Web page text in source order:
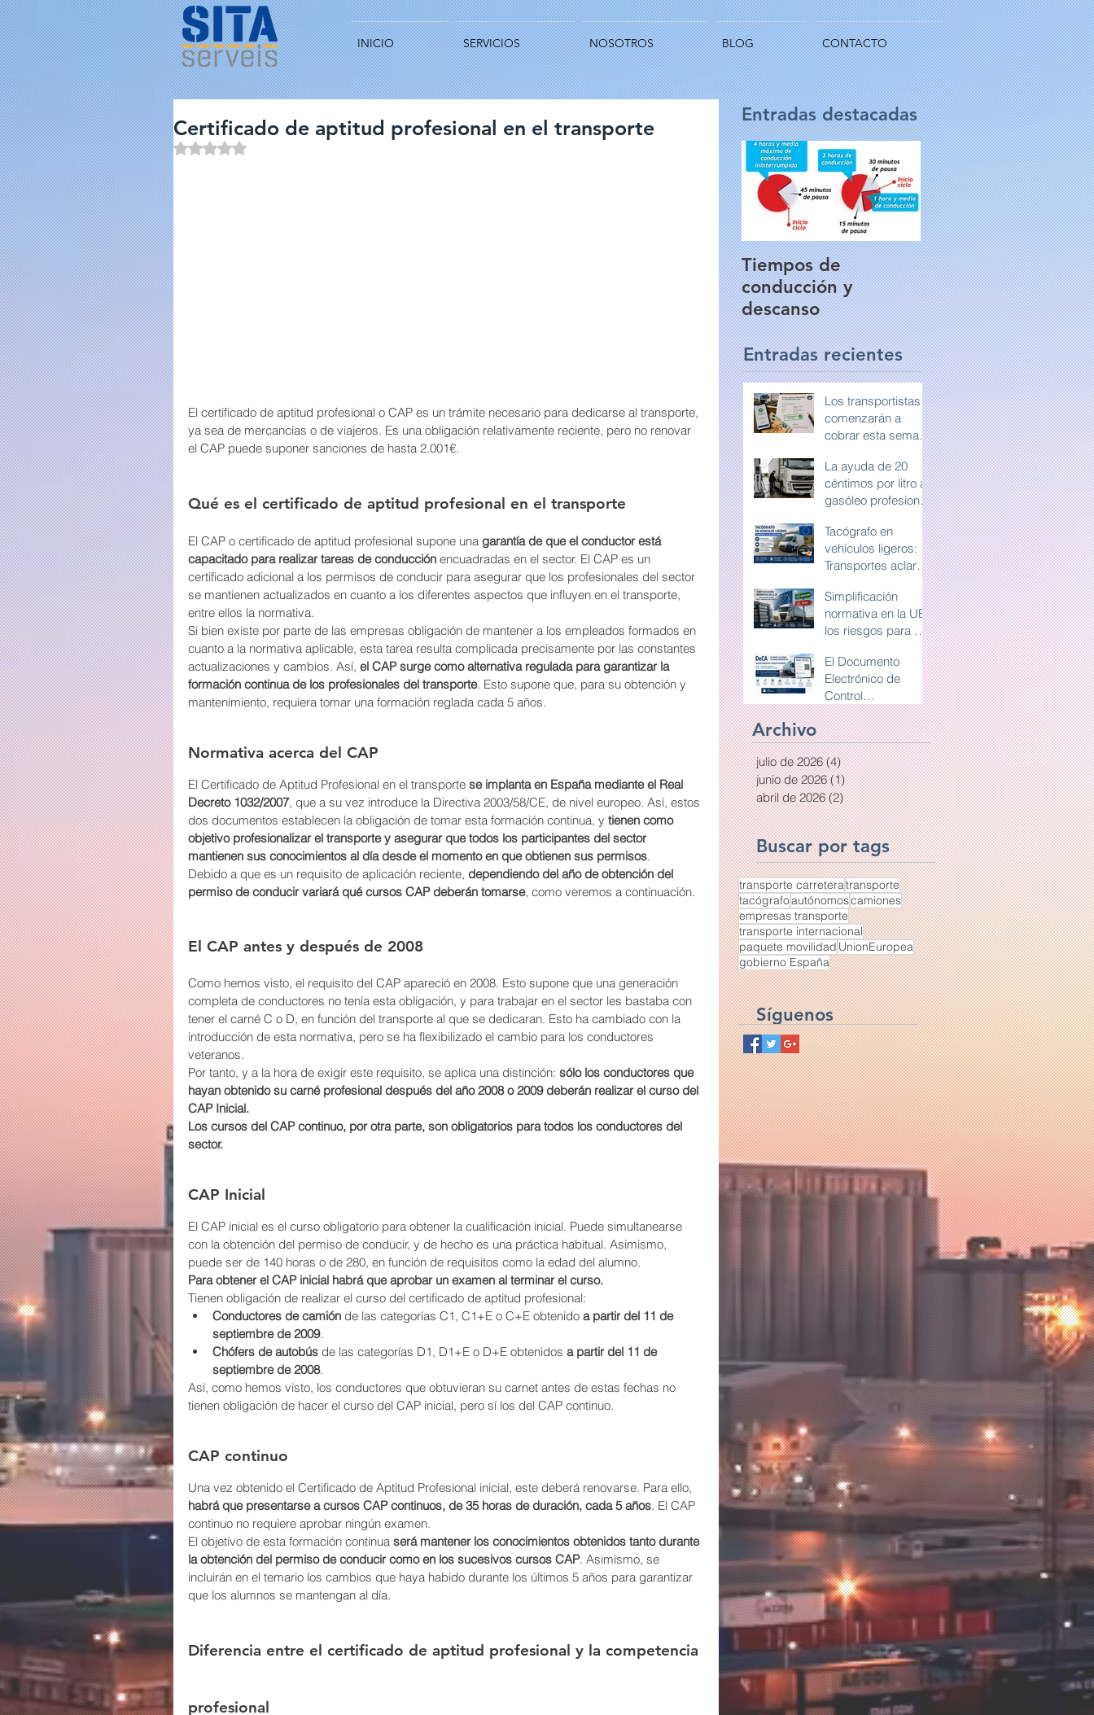
INICIO SERVICIOS NOSOTROS BLOG CONTACTO
Certificado de aptitud profesional en el transporte
Obtuvo NaN de 5 estrellas.
El certificado de aptitud profesional o CAP es un trámite necesario para dedicarse al transporte,
ya sea de mercancías o de viajeros. Es una obligación relativamente reciente, pero no renovar
el CAP puede suponer sanciones de hasta 2.001€.
Qué es el certificado de aptitud profesional en el transporte
El CAP o certificado de aptitud profesional supone una garantía de que el conductor está
capacitado para realizar tareas de conducción encuadradas en el sector. El CAP es un
certificado adicional a los permisos de conducir para asegurar que los profesionales del sector
se mantienen actualizados en cuanto a los diferentes aspectos que influyen en el transporte,
entre ellos la normativa.
Si bien existe por parte de las empresas obligación de mantener a los empleados formados en
cuanto a la normativa aplicable, esta tarea resulta complicada precisamente por las constantes
actualizaciones y cambios. Así, el CAP surge como alternativa regulada para garantizar la
formación continua de los profesionales del transporte. Esto supone que, para su obtención y
mantenimiento, requiera tomar una formación reglada cada 5 años.
Normativa acerca del CAP
El Certificado de Aptitud Profesional en el transporte se implanta en España mediante el Real
Decreto 1032/2007, que a su vez introduce la Directiva 2003/58/CE, de nivel europeo. Así, estos
dos documentos establecen la obligación de tomar esta formación continua, y tienen como
objetivo profesionalizar el transporte y asegurar que todos los participantes del sector
mantienen sus conocimientos al día desde el momento en que obtienen sus permisos.
Debido a que es un requisito de aplicación reciente, dependiendo del año de obtención del
permiso de conducir variará qué cursos CAP deberán tomarse, como veremos a continuación.
El CAP antes y después de 2008
Como hemos visto, el requisito del CAP apareció en 2008. Esto supone que una generación
completa de conductores no tenía esta obligación, y para trabajar en el sector les bastaba con
tener el carné C o D, en función del transporte al que se dedicaran. Esto ha cambiado con la
introducción de esta normativa, pero se ha flexibilizado el cambio para los conductores
veteranos.
Por tanto, y a la hora de exigir este requisito, se aplica una distinción: sólo los conductores que
hayan obtenido su carné profesional después del año 2008 o 2009 deberán realizar el curso del
CAP Inicial.
Los cursos del CAP continuo, por otra parte, son obligatorios para todos los conductores del
sector.
CAP Inicial
El CAP inicial es el curso obligatorio para obtener la cualificación inicial. Puede simultanearse
con la obtención del permiso de conducir, y de hecho es una práctica habitual. Asimismo,
puede ser de 140 horas o de 280, en función de requisitos como la edad del alumno.
Para obtener el CAP inicial habrá que aprobar un examen al terminar el curso.
Tienen obligación de realizar el curso del certificado de aptitud profesional:
Conductores de camión de las categorías C1, C1+E o C+E obtenido a partir del 11 de
septiembre de 2009.
Chófers de autobús de las categorías D1, D1+E o D+E obtenidos a partir del 11 de
septiembre de 2008.
Así, como hemos visto, los conductores que obtuvieran su carnet antes de estas fechas no
tienen obligación de hacer el curso del CAP inicial, pero sí los del CAP continuo.
CAP continuo
Una vez obtenido el Certificado de Aptitud Profesional inicial, este deberá renovarse. Para ello,
habrá que presentarse a cursos CAP continuos, de 35 horas de duración, cada 5 años. El CAP
continuo no requiere aprobar ningún examen.
El objetivo de esta formación continua será mantener los conocimientos obtenidos tanto durante
la obtención del permiso de conducir como en los sucesivos cursos CAP. Asimismo, se
incluirán en el temario los cambios que haya habido durante los últimos 5 años para garantizar
que los alumnos se mantengan al día.
Diferencia entre el certificado de aptitud profesional y la competencia
profesional
Entradas destacadas
Tiempos de
conducción y
descanso
Entradas recientes
Los transportistas
comenzarán a
cobrar esta semana
céntimos por litro
de gasóleo
profesional
La ayuda de 20
céntimos por litro al
gasóleo profesional
exigirá conservar la
documentación
durante diez años
Tacógrafo en
vehículos ligeros:
Transportes aclara
utilizarlo las
furgonetas en
Europa
Simplificación
normativa en la UE:
los riesgos para el
carretera y la
competencia en
Europa
El Documento
Electrónico de
Control
Administrativo
(DeCA) ya tiene
definidos sus
requisitos técnicos
Archivo
julio de 2026 (4)4 entradas
junio de 2026 (1)1 entrada
abril de 2026 (2)2 entradas
Buscar por tags
transporte carreteratransporte
tacógrafoautónomoscamiones
empresas transporte
transporte internacional
paquete movilidad UnionEuropea
gobierno España
Síguenos